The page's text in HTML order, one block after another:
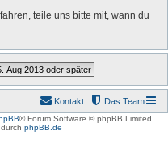
teile uns bitte mit, wann du
Aug 2013 oder später
Das Team
Kontakt
® Forum Software © phpBB Limited
phpBB.de